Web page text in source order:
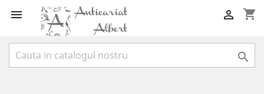
 shopping_cart

